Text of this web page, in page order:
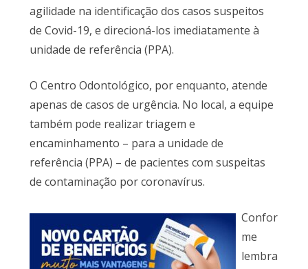
agilidade na identificação dos casos suspeitos
de Covid-19, e direcioná-los imediatamente à
unidade de referência (PPA).
O Centro Odontológico, por enquanto, atende
apenas de casos de urgência. No local, a equipe
também pode realizar triagem e
encaminhamento – para a unidade de
referência (PPA) – de pacientes com suspeitas
de contaminação por coronavírus.
Confor
me
lembra